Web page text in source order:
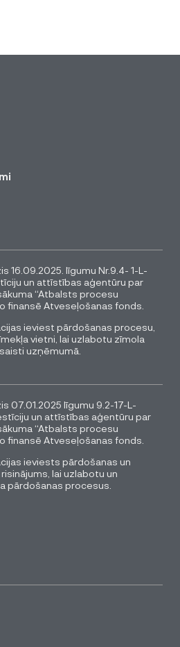
16.09.2025. līgumu Nr.9.4- 1-L-
un attīstības aģentūru par
“Atbalsts procesu
finansē Atveseļošanas fonds.
ieviest pārdošanas procesu,
vietni, lai uzlabotu zīmola
uzņēmumā.
07.01.2025 līgumu 9.2-17-L-
un attīstības aģentūru par
“Atbalsts procesu
finansē Atveseļošanas fonds.
ieviests pārdošanas un
lai uzlabotu un
pārdošanas procesus.